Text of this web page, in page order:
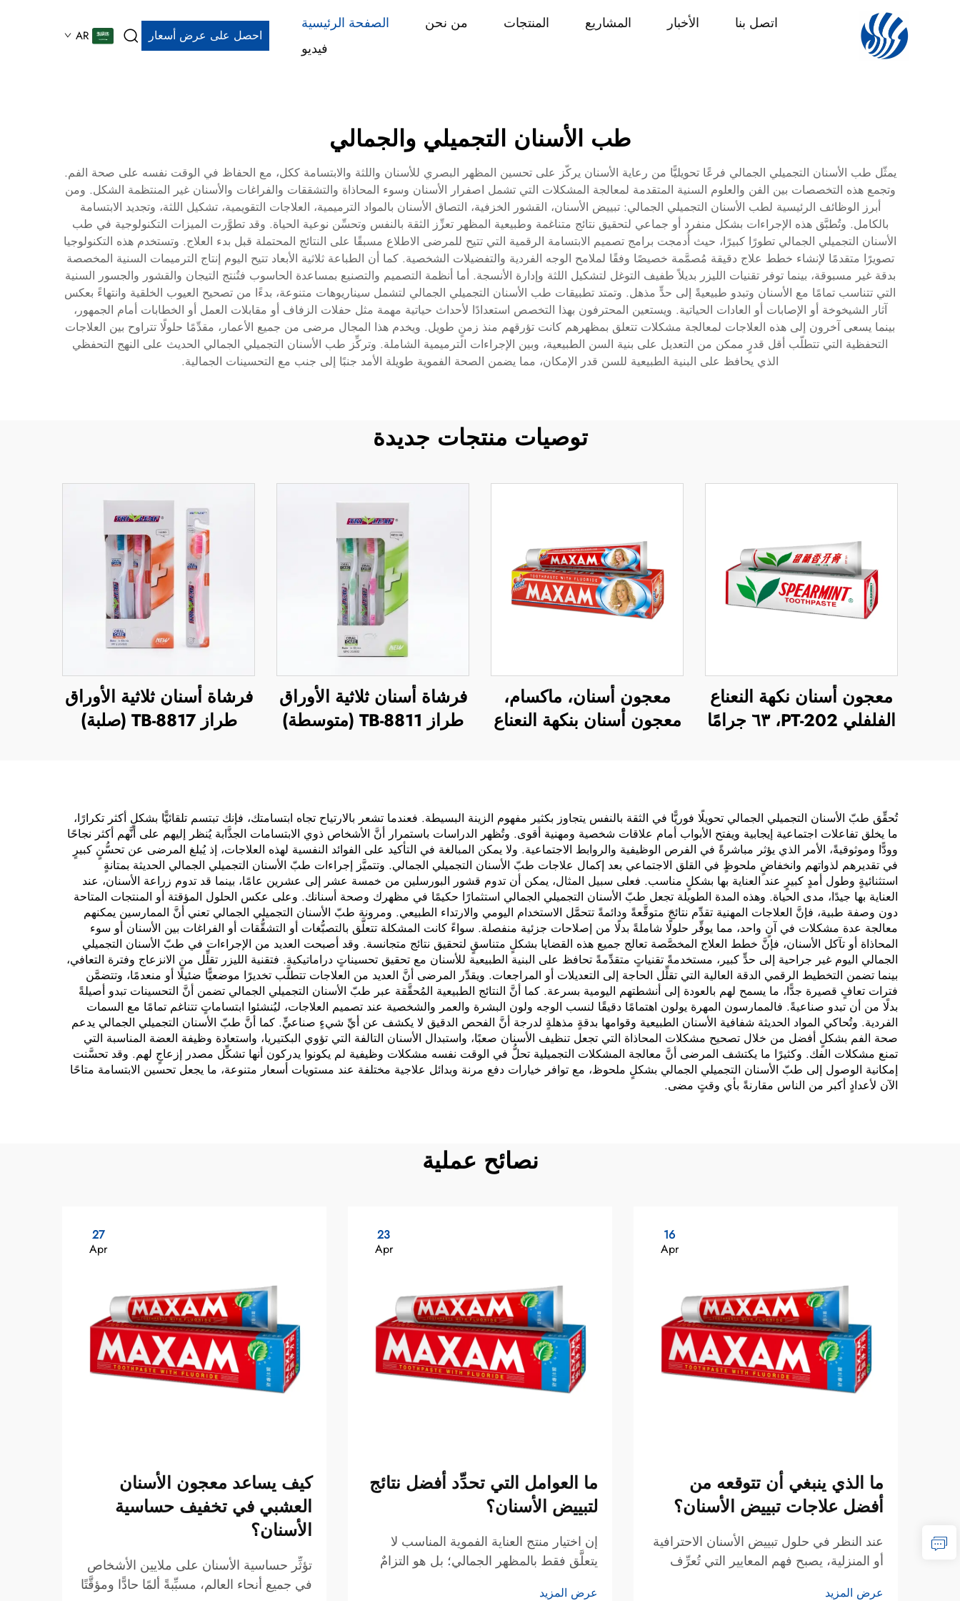
الصفحة الرئيسية من نحن المنتجات المشاريع الأخبار
اتصل بنا
فيديو
احصل على عرض أسعار AR
طب الأسنان التجميلي والجمالي
يمثّل طب الأسنان التجميلي الجمالي فرعًا تحويليًّا من رعاية الأسنان يركّز على تحسين المظهر البصري للأسنان واللثة والابتسامة ككل، مع الحفاظ في الوقت نفسه على صحة الفم.
وتجمع هذه التخصصات بين الفن والعلوم السنية المتقدمة لمعالجة المشكلات التي تشمل اصفرار الأسنان وسوء المحاذاة والتشققات والفراغات والأسنان غير المنتظمة الشكل. ومن
أبرز الوظائف الرئيسية لطب الأسنان التجميلي الجمالي: تبييض الأسنان، القشور الخزفية، التصاق الأسنان بالمواد الترميمية، العلاجات التقويمية، تشكيل اللثة، وتجديد الابتسامة
بالكامل. وتُطبَّق هذه الإجراءات بشكل منفرد أو جماعي لتحقيق نتائج متناغمة وطبيعية المظهر تعزِّز الثقة بالنفس وتحسِّن نوعية الحياة. وقد تطوَّرت الميزات التكنولوجية في طب
الأسنان التجميلي الجمالي تطورًا كبيرًا، حيث أُدمجت برامج تصميم الابتسامة الرقمية التي تتيح للمرضى الاطلاع مسبقًا على النتائج المحتملة قبل بدء العلاج. وتستخدم هذه التكنولوجيا
تصويرًا متقدمًا لإنشاء خطط علاج دقيقة مُصمَّمة خصيصًا وفقًا لملامح الوجه الفردية والتفضيلات الشخصية. كما أن الطباعة ثلاثية الأبعاد تتيح اليوم إنتاج الترميمات السنية المخصصة
بدقة غير مسبوقة، بينما توفر تقنيات الليزر بديلاً طفيف التوغل لتشكيل اللثة وإدارة الأنسجة. أما أنظمة التصميم والتصنيع بمساعدة الحاسوب فتُنتج التيجان والقشور والجسور السنية
التي تتناسب تمامًا مع الأسنان وتبدو طبيعيةً إلى حدٍّ مذهل. وتمتد تطبيقات طب الأسنان التجميلي الجمالي لتشمل سيناريوهات متنوعة، بدءًا من تصحيح العيوب الخلقية وانتهاءً بعكس
آثار الشيخوخة أو الإصابات أو العادات الحياتية. ويستعين المحترفون بهذا التخصص استعدادًا لأحداث حياتية مهمة مثل حفلات الزفاف أو مقابلات العمل أو الخطابات أمام الجمهور،
بينما يسعى آخرون إلى هذه العلاجات لمعالجة مشكلات تتعلق بمظهرهم كانت تؤرقهم منذ زمنٍ طويل. ويخدم هذا المجال مرضى من جميع الأعمار، مقدِّمًا حلولًا تتراوح بين العلاجات
التحفظية التي تتطلّب أقل قدرٍ ممكن من التعديل على بنية السن الطبيعية، وبين الإجراءات الترميمية الشاملة. وتركِّز طب الأسنان التجميلي الجمالي الحديث على النهج التحفظي
الذي يحافظ على البنية الطبيعية للسن قدر الإمكان، مما يضمن الصحة الفموية طويلة الأمد جنبًا إلى جنب مع التحسينات الجمالية.
توصيات منتجات جديدة
معجون أسنان نكهة النعناع
الفلفلي PT-202، ٦٣ جرامًا
معجون أسنان، ماكسام،
معجون أسنان بنكهة النعناع
فرشاة أسنان ثلاثية الأوراق
طراز TB-8811 (متوسطة)
فرشاة أسنان ثلاثية الأوراق
طراز TB-8817 (صلبة)
تُحقِّق طبّ الأسنان التجميلي الجمالي تحويلًا فوريًّا في الثقة بالنفس يتجاوز بكثير مفهوم الزينة البسيطة. فعندما تشعر بالارتياح تجاه ابتسامتك، فإنك تبتسم تلقائيًّا بشكلٍ أكثر تكرارًا،
ما يخلق تفاعلات اجتماعية إيجابية ويفتح الأبواب أمام علاقات شخصية ومهنية أقوى. وتُظهر الدراسات باستمرار أنَّ الأشخاص ذوي الابتسامات الجذَّابة يُنظر إليهم على أنَّهم أكثر نجاحًا
وودًّا وموثوقيةً، الأمر الذي يؤثر مباشرةً في الفرص الوظيفية والروابط الاجتماعية. ولا يمكن المبالغة في التأكيد على الفوائد النفسية لهذه العلاجات، إذ يُبلغ المرضى عن تحسُّنٍ كبيرٍ
في تقديرهم لذواتهم وانخفاضٍ ملحوظٍ في القلق الاجتماعي بعد إكمال علاجات طبّ الأسنان التجميلي الجمالي. وتتميَّز إجراءات طبّ الأسنان التجميلي الجمالي الحديثة بمتانةٍ
استثنائيةٍ وطول أمدٍ كبيرٍ عند العناية بها بشكلٍ مناسب. فعلى سبيل المثال، يمكن أن تدوم قشور البورسلين من خمسة عشر إلى عشرين عامًا، بينما قد تدوم زراعة الأسنان، عند
العناية بها جيدًا، مدى الحياة. وهذه المدة الطويلة تجعل طبّ الأسنان التجميلي الجمالي استثمارًا حكيمًا في مظهرك وصحة أسنانك. وعلى عكس الحلول المؤقتة أو المنتجات المتاحة
دون وصفة طبية، فإنَّ العلاجات المهنية تقدِّم نتائجَ متوقَّعةً ودائمةً تتحمَّل الاستخدام اليومي والارتداء الطبيعي. ومرونة طبّ الأسنان التجميلي الجمالي تعني أنَّ الممارسين يمكنهم
معالجة عدة مشكلات في آنٍ واحد، مما يوفِّر حلولًا شاملةً بدلًا من إصلاحات جزئية منفصلة. سواءً كانت المشكلة تتعلَّق بالتصبُّغات أو التشقُّقات أو الفراغات بين الأسنان أو سوء
المحاذاة أو تآكل الأسنان، فإنَّ خطط العلاج المخصَّصة تعالج جميع هذه القضايا بشكلٍ متناسقٍ لتحقيق نتائج متجانسة. وقد أصبحت العديد من الإجراءات في طبّ الأسنان التجميلي
الجمالي اليوم غير جراحية إلى حدٍّ كبير، مستخدمةً تقنياتٍ متقدِّمةً تحافظ على البنية الطبيعية للأسنان مع تحقيق تحسيناتٍ دراماتيكية. فتقنية الليزر تقلِّل من الانزعاج وفترة التعافي،
بينما تضمن التخطيط الرقمي الدقة العالية التي تقلِّل الحاجة إلى التعديلات أو المراجعات. ويقدِّر المرضى أنَّ العديد من العلاجات تتطلَّب تخديرًا موضعيًّا ضئيلًا أو منعدمًا، وتتضمَّن
فترات تعافٍ قصيرة جدًّا، ما يسمح لهم بالعودة إلى أنشطتهم اليومية بسرعة. كما أنَّ النتائج الطبيعية المُحقَّقة عبر طبّ الأسنان التجميلي الجمالي تضمن أنَّ التحسينات تبدو أصيلةً
بدلًا من أن تبدو صناعيةً. فالممارسون المهرة يولون اهتمامًا دقيقًا لنسب الوجه ولون البشرة والعمر والشخصية عند تصميم العلاجات، ليُنشئوا ابتساماتٍ تتناغم تمامًا مع السمات
الفردية. وتُحاكي المواد الحديثة شفافية الأسنان الطبيعية وقوامها بدقةٍ مذهلةٍ لدرجة أنَّ الفحص الدقيق لا يكشف عن أيِّ شيءٍ صناعيٍّ. كما أنَّ طبّ الأسنان التجميلي الجمالي يدعم
صحة الفم بشكلٍ أفضل من خلال تصحيح مشكلات المحاذاة التي تجعل تنظيف الأسنان صعبًا، واستبدال الأسنان التالفة التي تؤوي البكتيريا، واستعادة وظيفة العضة المناسبة التي
تمنع مشكلات الفك. وكثيرًا ما يكتشف المرضى أنَّ معالجة المشكلات التجميلية تحلُّ في الوقت نفسه مشكلات وظيفية لم يكونوا يدركون أنها تشكِّل مصدر إزعاجٍ لهم. وقد تحسَّنت
إمكانية الوصول إلى طبّ الأسنان التجميلي الجمالي بشكلٍ ملحوظ، مع توافر خيارات دفع مرنة وبدائل علاجية مختلفة عند مستويات أسعار متنوعة، ما يجعل تحسين الابتسامة متاحًا
الآن لأعدادٍ أكبر من الناس مقارنةً بأي وقتٍ مضى.
نصائح عملية
16
Apr
ما الذي ينبغي أن تتوقعه من
أفضل علاجات تبييض الأسنان؟
عند النظر في حلول تبييض الأسنان الاحترافية
أو المنزلية، يصبح فهم المعايير التي تُعرِّف
عرض المزيد
23
Apr
ما العوامل التي تحدِّد أفضل نتائج
لتبييض الأسنان؟
إن اختيار منتج العناية الفموية المناسب لا
يتعلَّق فقط بالمظهر الجمالي؛ بل هو التزامٌ
عرض المزيد
27
Apr
كيف يساعد معجون الأسنان
العشبي في تخفيف حساسية
الأسنان؟
تؤثِّر حساسية الأسنان على ملايين الأشخاص
في جميع أنحاء العالم، مسبِّبةً ألمًا حادًّا ومؤقَّتًا